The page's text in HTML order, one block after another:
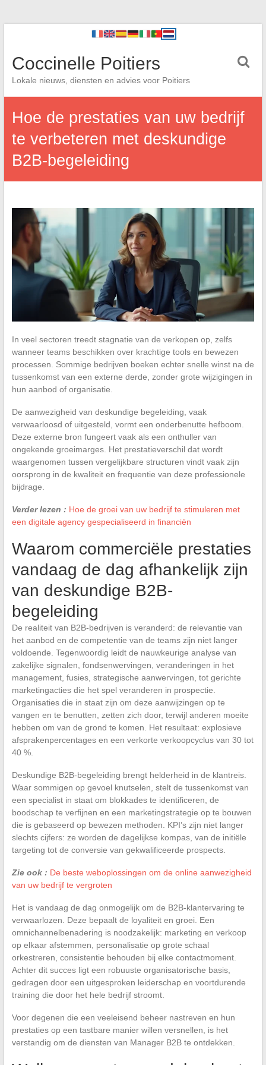
Coccinelle Poitiers
Lokale nieuws, diensten en advies voor Poitiers
Hoe de prestaties van uw bedrijf
te verbeteren met deskundige
B2B-begeleiding
In veel sectoren treedt stagnatie van de verkopen op, zelfs
wanneer teams beschikken over krachtige tools en bewezen
processen. Sommige bedrijven boeken echter snelle winst na de
tussenkomst van een externe derde, zonder grote wijzigingen in
hun aanbod of organisatie.
De aanwezigheid van deskundige begeleiding, vaak
verwaarloosd of uitgesteld, vormt een onderbenutte hefboom.
Deze externe bron fungeert vaak als een onthuller van
ongekende groeimarges. Het prestatieverschil dat wordt
waargenomen tussen vergelijkbare structuren vindt vaak zijn
oorsprong in de kwaliteit en frequentie van deze professionele
bijdrage.
Verder lezen : Hoe de groei van uw bedrijf te stimuleren met
een digitale agency gespecialiseerd in financiën
Waarom commerciële prestaties
vandaag de dag afhankelijk zijn
van deskundige B2B-
begeleiding
De realiteit van B2B-bedrijven is veranderd: de relevantie van
het aanbod en de competentie van de teams zijn niet langer
voldoende. Tegenwoordig leidt de nauwkeurige analyse van
zakelijke signalen, fondsenwervingen, veranderingen in het
management, fusies, strategische aanwervingen, tot gerichte
marketingacties die het spel veranderen in prospectie.
Organisaties die in staat zijn om deze aanwijzingen op te
vangen en te benutten, zetten zich door, terwijl anderen moeite
hebben om van de grond te komen. Het resultaat: explosieve
afsprakenpercentages en een verkorte verkoopcyclus van 30 tot
40 %.
Deskundige B2B-begeleiding brengt helderheid in de klantreis.
Waar sommigen op gevoel knutselen, stelt de tussenkomst van
een specialist in staat om blokkades te identificeren, de
boodschap te verfijnen en een marketingstrategie op te bouwen
die is gebaseerd op bewezen methoden. KPI’s zijn niet langer
slechts cijfers: ze worden de dagelijkse kompas, van de initiële
targeting tot de conversie van gekwalificeerde prospects.
Zie ook : De beste weboplossingen om de online aanwezigheid
van uw bedrijf te vergroten
Het is vandaag de dag onmogelijk om de B2B-klantervaring te
verwaarlozen. Deze bepaalt de loyaliteit en groei. Een
omnichannelbenadering is noodzakelijk: marketing en verkoop
op elkaar afstemmen, personalisatie op grote schaal
orkestreren, consistentie behouden bij elke contactmoment.
Achter dit succes ligt een robuuste organisatorische basis,
gedragen door een uitgesproken leiderschap en voortdurende
training die door het hele bedrijf stroomt.
Voor degenen die een veeleisend beheer nastreven en hun
prestaties op een tastbare manier willen versnellen, is het
verstandig om de diensten van Manager B2B te ontdekken.